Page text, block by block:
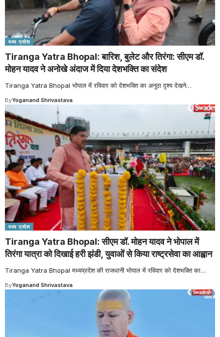
मध्य प्रदेश
Tiranga Yatra Bhopal: बारिश, बुलेट और तिरंगा: सीएम डॉ.
मोहन यादव ने अनोखे अंदाज में दिया देशभक्ति का संदेश
Tiranga Yatra Bhopal भोपाल में रविवार को देशभक्ति का अनूठा दृश्य देखने…
ByYoganand Shrivastava
मध्य प्रदेश
Tiranga Yatra Bhopal: सीएम डॉ. मोहन यादव ने भोपाल में
तिरंगा यात्रा को दिखाई हरी झंडी, युवाओं से किया राष्ट्रसेवा का आह्वान
Tiranga Yatra Bhopal मध्यप्रदेश की राजधानी भोपाल में रविवार को देशभक्ति का…
ByYoganand Shrivastava